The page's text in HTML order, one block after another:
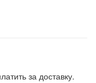
за доставку.